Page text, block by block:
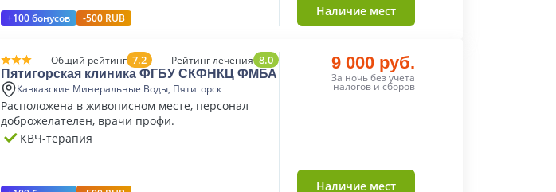
+100 бонусов -500 RUB Наличие мест
Общий рейтинг 7.2 Рейтинг лечения 8.0
Пятигорская клиника ФГБУ СКФНКЦ ФМБА
Кавказские Минеральные Воды, Пятигорск
Расположена в живописном месте, персонал
доброжелателен, врачи профи.
КВЧ-терапия
9 000 руб.
За ночь без учета
налогов и сборов
Наличие мест